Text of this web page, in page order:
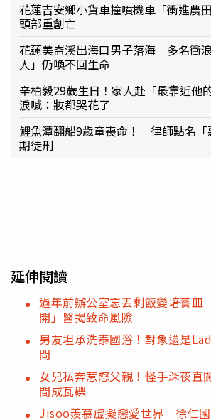
花蓮吉安鄉小貨車撞噴機車「衝進
頭部重創亡
花蓮美崙溪出海口男子落海 多名衝
人」仍喚不回生命
辛柏毅29歲生日！家人赴「最靠近
淚喊：妝都哭花了
鯉魚潭翻船9歲童喪命！ 律師點名「
期徒刑
延伸閱讀
過年前辦公室忘丟剩飯變培養
開」醫揭致命風險
男友坦承洗泰國浴！對象還是
問
女兒私奔惹怒父親！怪手深夜
間成瓦礫
Jisoo羨慕虛擬戀愛世界 徐仁國